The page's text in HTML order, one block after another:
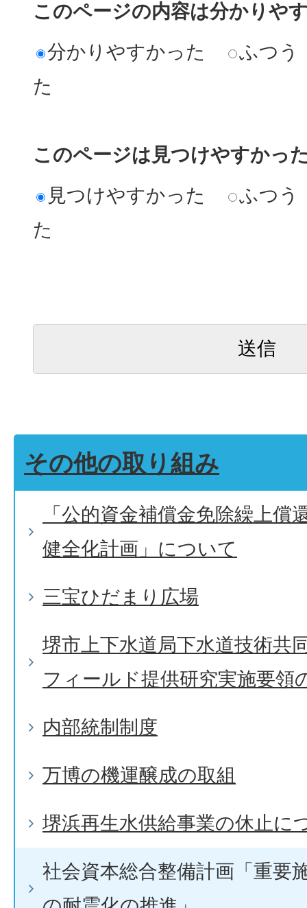
このページの内容は分かりや
分かりやすかった
ふつう
た
このページは見つけやすかっ
見つけやすかった
ふつう
た
その他の取り組み
「公的資金補償金免除繰上償
健全化計画」について
三宝ひだまり広場
堺市上下水道局下水道技術共
フィールド提供研究実施要領
内部統制制度
万博の機運醸成の取組
堺浜再生水供給事業の休止に
社会資本総合整備計画「重要